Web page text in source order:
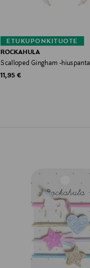
ETUKUPONKITUOTE
ROCKAHULA
Scalloped Gingham -hiuspanta
Original Price
11,95 €